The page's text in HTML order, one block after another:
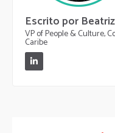
Escrito por
VP of People & Culture,
Caribe